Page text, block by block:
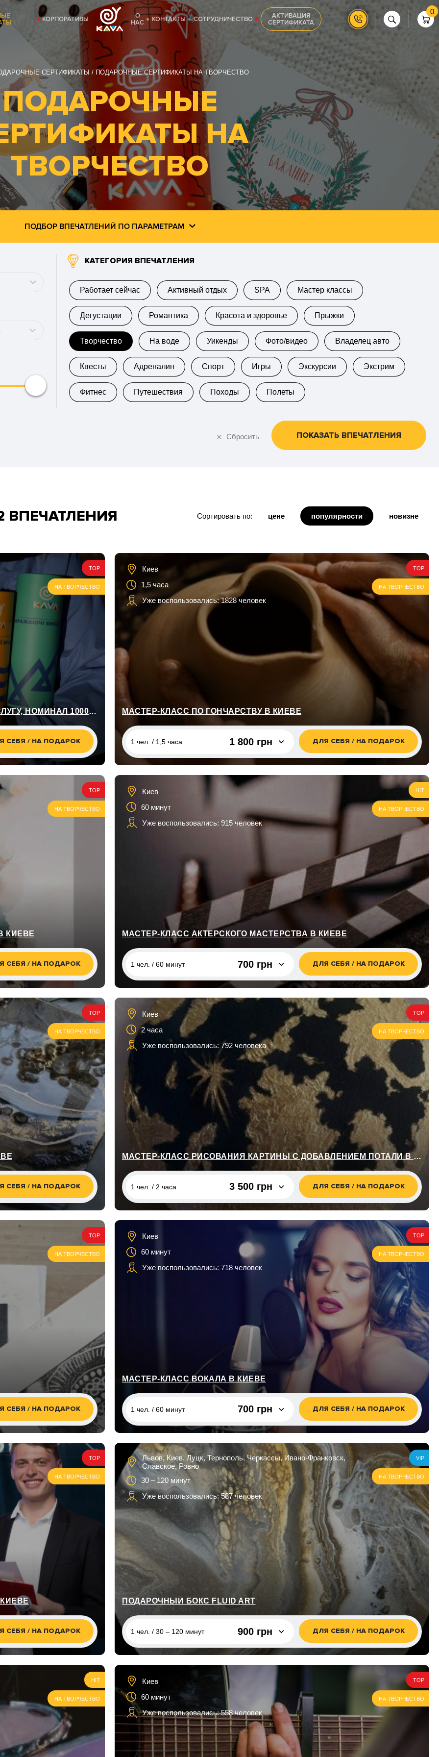
КОРПОРАТИВЫ
О
НАС
КОНТАКТЫ СОТРУДНИЧЕСТВО
АКТИВАЦИЯ
СЕРТИФИКАТА
0
СЕРТИФИКАТЫ ПОДАРОЧНЫЕ СЕРТИФИКАТЫ НА ТВОРЧЕСТВО
ПОДАРОЧНЫЕ
НА
ТВОРЧЕСТВО
ПОДБОР ВПЕЧАТЛЕНИЙ ПО ПАРАМЕТРАМ
КАТЕГОРИЯ ВПЕЧАТЛЕНИЯ
Работает сейчас Активный отдых SPA Мастер классы
Дегустации Романтика Красота и здоровье Прыжки
Творчество На воде Уикенды Фото/видео Владелец авто
Квесты Адреналин Спорт Игры Экскурсии Экстрим
Фитнес Путешествия Походы Полеты
Сбросить ПОКАЗАТЬ ВПЕЧАТЛЕНИЯ
ВПЕЧАТЛЕНИЯ Сортировать по: цене популярности новизне
TOP
НА ТВОРЧЕСТВО
УНИВЕРСАЛЬНЫЙ СЕРТИФИКАТ НА ЛЮБУЮ УСЛУГУ, НОМИНАЛ 1000 ГРН
СЕБЯ / НА ПОДАРОК
Киев
1,5 часа
Уже воспользовались: 1828 человек
TOP
НА ТВОРЧЕСТВО
МАСТЕР-КЛАСС ПО ГОНЧАРСТВУ В КИЕВЕ
1 чел. / 1,5 часа 1 800 грн
2 чел. / 1,5 часа
ДЛЯ СЕБЯ / НА ПОДАРОК
TOP
НА ТВОРЧЕСТВО
КИЕВЕ
СЕБЯ / НА ПОДАРОК
Киев
60 минут
Уже воспользовались: 915 человек
HIT
НА ТВОРЧЕСТВО
МАСТЕР-КЛАСС АКТЕРСКОГО МАСТЕРСТВА В КИЕВЕ
1 чел. / 60 минут 700 грн
1 чел. / 8 занятий по 1 часу 4 350 грн
1 чел. / 12 занятий по 1 часу 7 150 грн
1 чел. / 3 занятия 2 100 грн
ДЛЯ СЕБЯ / НА ПОДАРОК
TOP
НА ТВОРЧЕСТВО
СЕБЯ / НА ПОДАРОК
Киев
2 часа
Уже воспользовались: 792 человека
TOP
НА ТВОРЧЕСТВО
МАСТЕР-КЛАСС РИСОВАНИЯ КАРТИНЫ С ДОБАВЛЕНИЕМ ПОТАЛИ В КИЕВЕ
1 чел. / 2 часа 3 500 грн ДЛЯ СЕБЯ / НА ПОДАРОК
TOP
НА ТВОРЧЕСТВО
СЕБЯ / НА ПОДАРОК
Киев
60 минут
Уже воспользовались: 718 человек
TOP
НА ТВОРЧЕСТВО
МАСТЕР-КЛАСС ВОКАЛА В КИЕВЕ
1 чел. / 60 минут 700 грн
1 чел. / Курс вокала / 8 занятий по 1
часу
5 050 грн
1 чел. / Курс вокала / 12 занятий по
1 часу
7 150 грн
ДЛЯ СЕБЯ / НА ПОДАРОК
TOP
НА ТВОРЧЕСТВО
СЕБЯ / НА ПОДАРОК
Львов, Киев, Луцк, Тернополь, Черкассы, Ивано-Франковск,
Славское, Ровно
30 – 120 минут
Уже воспользовались: 587 человек
VIP
НА ТВОРЧЕСТВО
ПОДАРОЧНЫЙ БОКС FLUID ART
1 чел. / 30 – 120 минут 900 грн
2 чел. / 30 - 120 минут
ДЛЯ СЕБЯ / НА ПОДАРОК
HIT
НА ТВОРЧЕСТВО
Киев
60 минут
Уже воспользовались: 558 человек
TOP
НА ТВОРЧЕСТВО